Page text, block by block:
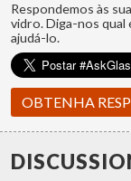
Respondemos às
vidro. Diga-nos qual
ajudá-lo.
OBTENHA